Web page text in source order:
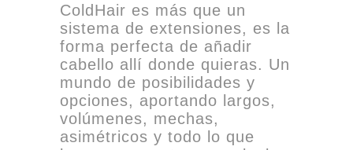
ColdHair es más que un
sistema de extensiones, es la
forma perfecta de añadir
cabello allí donde quieras. Un
mundo de posibilidades y
opciones, aportando largos,
volúmenes, mechas,
asimétricos y todo lo que